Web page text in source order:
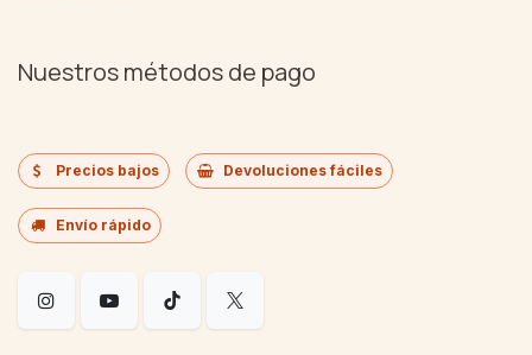
Nuestros métodos de pago
Precios bajos Devoluciones fáciles
Envío rápido